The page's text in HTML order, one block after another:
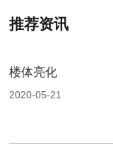
推荐资讯
楼体亮化
2020-05-21